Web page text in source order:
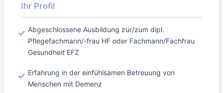
Ihr Profil
Abgeschlossene Ausbildung zur/zum dipl.
Pflegefachmann/-frau HF oder Fachmann/Fachfrau
Gesundheit EFZ
Erfahrung in der einfühlsamen Betreuung von
Menschen mit Demenz